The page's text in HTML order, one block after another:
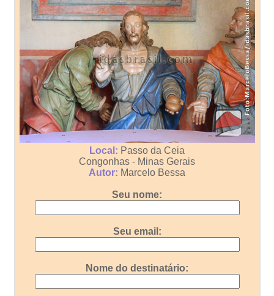
Local: Passo da Ceia
Congonhas - Minas Gerais
Autor: Marcelo Bessa
Seu nome:
Seu email:
Nome do destinatário: